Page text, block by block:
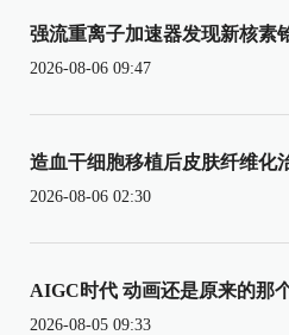
强流重离子加速器发现新核素
2026-08-06 09:47
造血干细胞移植后皮肤纤维化
2026-08-06 02:30
AIGC时代 动画还是原来的那
2026-08-05 09:33